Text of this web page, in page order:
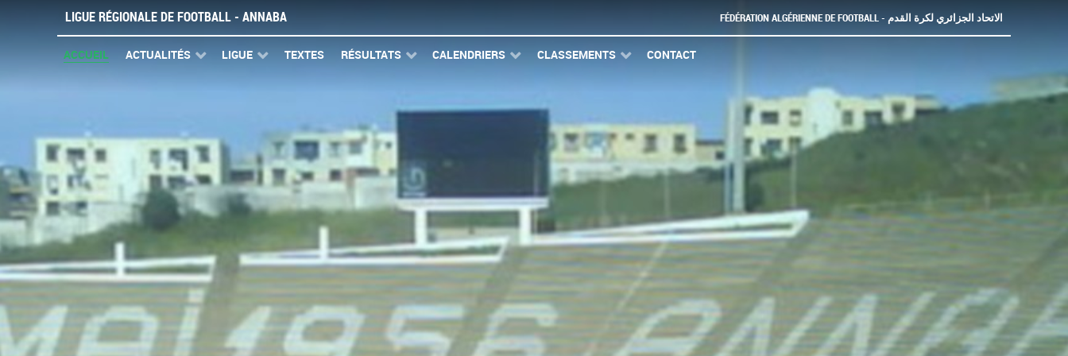
LIGUE RÉGIONALE DE FOOTBALL - ANNABA FÉDÉRATION ALGÉRIENNE DE FOOTBALL - الاتحاد الجزائري لكرة القدم
ACCUEIL ACTUALITÉS LIGUE TEXTES RÉSULTATS CALENDRIERS CLASSEMENTS CONTACT